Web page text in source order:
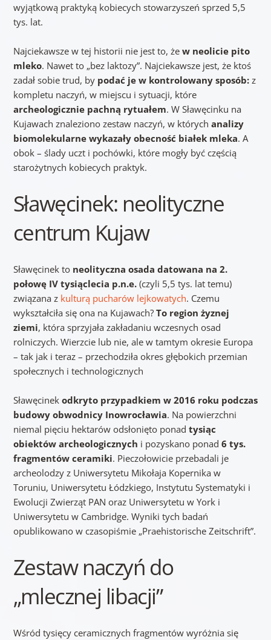
wyjątkową praktyką kobiecych stowarzyszeń sprzed 5,5
tys. lat.
Najciekawsze w tej historii nie jest to, że w neolicie pito
mleko. Nawet to „bez laktozy”. Najciekawsze jest, że ktoś
zadał sobie trud, by podać je w kontrolowany sposób:z
kompletu naczyń, w miejscu i sytuacji, które
archeologicznie pachną rytuałem. W Sławęcinku na
Kujawach znaleziono zestaw naczyń, w których analizy
biomolekularne wykazały obecność białek mleka. A
obok – ślady uczt i pochówki, które mogły być częścią
starożytnych kobiecych praktyk.
Sławęcinek: neolityczne
centrum Kujaw
Sławęcinek to neolityczna osada datowana na 2.
połowę IV tysiąclecia p.n.e.(czyli 5,5 tys. lat temu)
związana z kulturą pucharów lejkowatych. Czemu
wykształciła się ona na Kujawach? To region żyznej
ziemi, która sprzyjała zakładaniu wczesnych osad
rolniczych. Wierzcie lub nie, ale w tamtym okresie Europa
– tak jak i teraz – przechodziła okres głębokich przemian
społecznych i technologicznych
Sławęcinek odkryto przypadkiem w 2016 roku podczas
budowy obwodnicy Inowrocławia. Na powierzchni
niemal pięciu hektarów odsłonięto ponad tysiąc
obiektów archeologicznych i pozyskano ponad 6 tys.
fragmentów ceramiki. Pieczołowicie przebadali je
archeolodzy z Uniwersytetu Mikołaja Kopernika w
Toruniu, Uniwersytetu Łódzkiego, Instytutu Systematyki i
Ewolucji Zwierząt PAN oraz Uniwersytetu w York i
Uniwersytetu w Cambridge. Wyniki tych badań
opublikowano w czasopiśmie „Praehistorische Zeitschrift”.
Zestaw naczyń do
„mlecznej libacji”
Wśród tysięcy ceramicznych fragmentów wyróżnia się